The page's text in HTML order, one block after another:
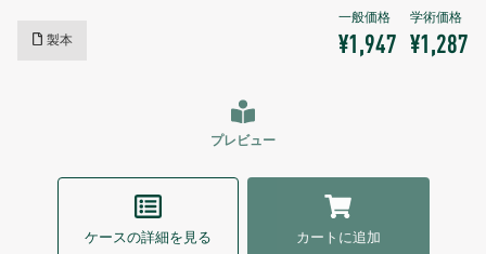
製本 ¥1,947 ¥1,287
プレビュー
ケースの詳細を見る カートに追加